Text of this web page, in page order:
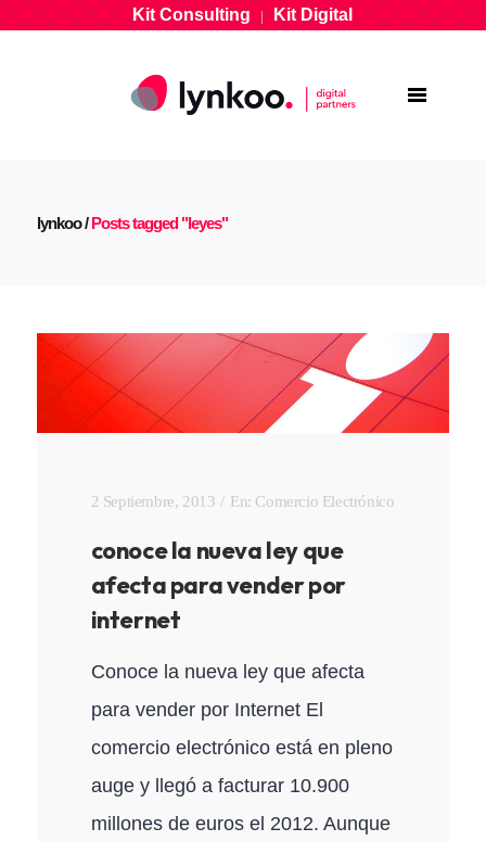
Kit Consulting|Kit Digital
lynkoo/Posts tagged "leyes"
2 Septiembre, 2013 En: Comercio Electrónico
conoce la nueva ley que
afecta para vender por
internet
Conoce la nueva ley que afecta
para vender por Internet El
comercio electrónico está en pleno
auge y llegó a facturar 10.900
millones de euros el 2012. Aunque